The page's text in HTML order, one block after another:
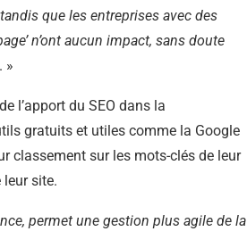
que les entreprises avec des
n’ont aucun impact, sans doute
. »
l’apport du SEO dans la
gratuits et utiles comme la Google
classement sur les mots-clés de leur
site.
permet une gestion plus agile de la